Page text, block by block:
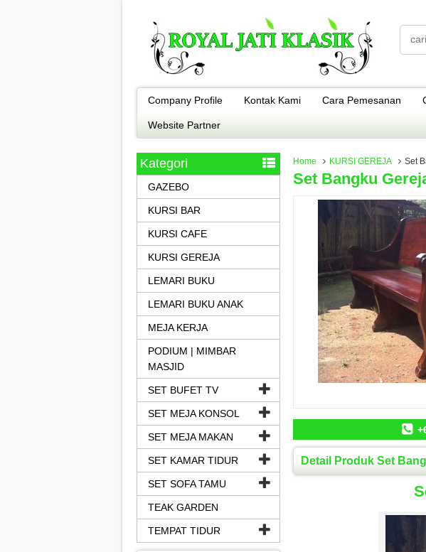
Company Profile Kontak Kami Cara Pemesanan
Website Partner
Home KURSI GEREJA Set
Set Bangku
Detail Produk Set
Kategori
GAZEBO
KURSI BAR
KURSI CAFE
KURSI GEREJA
LEMARI BUKU
LEMARI BUKU ANAK
MEJA KERJA
PODIUM | MIMBAR
MASJID
SET BUFET TV
SET MEJA KONSOL
SET MEJA MAKAN
SET KAMAR TIDUR
SET SOFA TAMU
TEAK GARDEN
TEMPAT TIDUR